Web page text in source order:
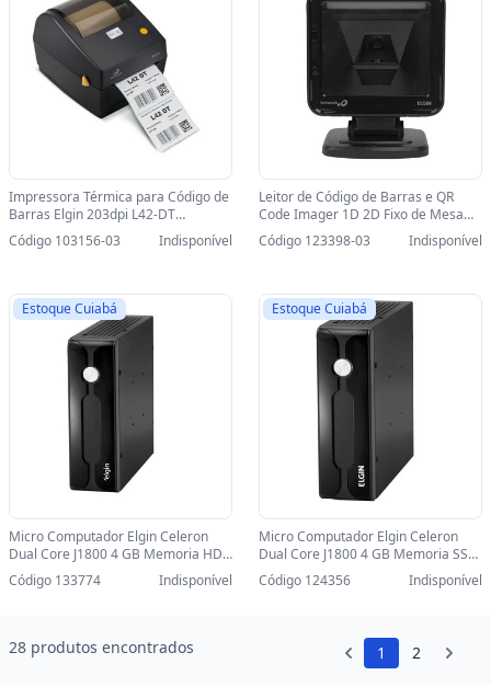
Impressora Térmica para Código de
Barras Elgin 203dpi L42-DT
USB/Serial - 46L42DTCKD01/
46L42DTCKD02-SINOP-03 -
Código 103156-03 Indisponível
Leitor de Código de Barras e QR
Code Imager 1D 2D Fixo de Mesa
Elgin EL8600 USB - lê Nota Fiscal
Eletrônica Boleto Bancário e Tela-
Código 123398-03 Indisponível
Estoque Cuiabá
Micro Computador Elgin Celeron
Dual Core J1800 4 GB Memoria HD
500gb 2 Serial - E3 NANO Mini-PC -
46NEMPC0A0RR
Código 133774 Indisponível
Estoque Cuiabá
Micro Computador Elgin Celeron
Dual Core J1800 4 GB Memoria SSD
120GB 2 Serial - E3 NANO Mini-PC -
46NN0PC0B8NF
Código 124356 Indisponível
28 produtos encontrados 1 2